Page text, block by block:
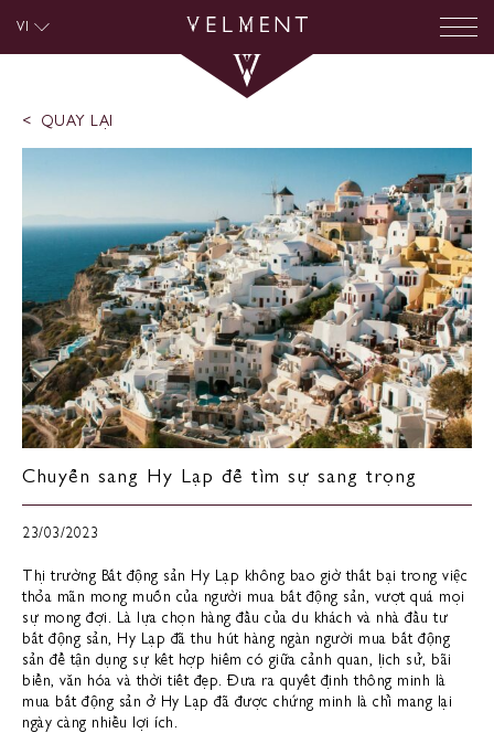
VI
QUAY LẠI
Chuyển sang Hy Lạp để tìm sự sang trọng
23/03/2023
Thị trường Bất động sản Hy Lạp không bao giờ thất bại trong việc
thỏa mãn mong muốn của người mua bất động sản, vượt quá mọi
sự mong đợi. Là lựa chọn hàng đầu của du khách và nhà đầu tư
bất động sản, Hy Lạp đã thu hút hàng ngàn người mua bất động
sản để tận dụng sự kết hợp hiếm có giữa cảnh quan, lịch sử, bãi
biển, văn hóa và thời tiết đẹp. Đưa ra quyết định thông minh là
mua bất động sản ở Hy Lạp đã được chứng minh là chỉ mang lại
ngày càng nhiều lợi ích.